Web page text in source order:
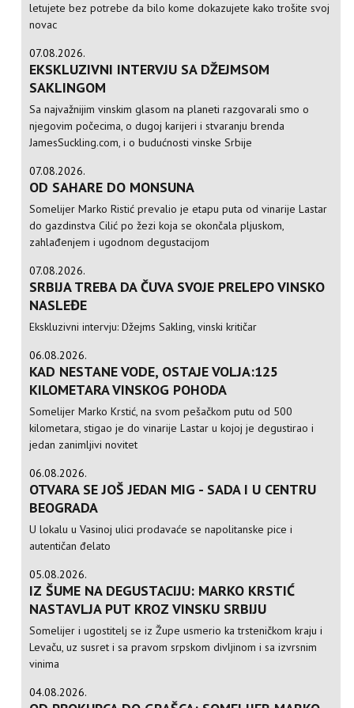
letujete bez potrebe da bilo kome dokazujete kako trošite svoj
novac
07.08.2026.
EKSKLUZIVNI INTERVJU SA DŽEJMSOM
SAKLINGOM
Sa najvažnijim vinskim glasom na planeti razgovarali smo o
njegovim počecima, o dugoj karijeri i stvaranju brenda
JamesSuckling.com, i o budućnosti vinske Srbije
07.08.2026.
OD SAHARE DO MONSUNA
Somelijer Marko Ristić prevalio je etapu puta od vinarije Lastar
do gazdinstva Cilić po žezi koja se okončala pljuskom,
zahlađenjem i ugodnom degustacijom
07.08.2026.
SRBIJA TREBA DA ČUVA SVOJE PRELEPO VINSKO
NASLEĐE
Ekskluzivni intervju: Džejms Sakling, vinski kritičar
06.08.2026.
KAD NESTANE VODE, OSTAJE VOLJA:125
KILOMETARA VINSKOG POHODA
Somelijer Marko Krstić, na svom pešačkom putu od 500
kilometara, stigao je do vinarije Lastar u kojoj je degustirao i
jedan zanimljivi novitet
06.08.2026.
OTVARA SE JOŠ JEDAN MIG - SADA I U CENTRU
BEOGRADA
U lokalu u Vasinoj ulici prodavaće se napolitanske pice i
autentičan đelato
05.08.2026.
IZ ŠUME NA DEGUSTACIJU: MARKO KRSTIĆ
NASTAVLJA PUT KROZ VINSKU SRBIJU
Somelijer i ugostitelj se iz Župe usmerio ka trsteničkom kraju i
Levaču, uz susret i sa pravom srpskom divljinom i sa izvrsnim
vinima
04.08.2026.